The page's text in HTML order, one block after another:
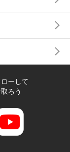
ーして
ろう